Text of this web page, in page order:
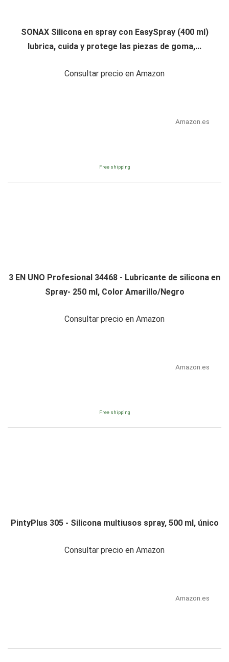
SONAX Silicona en spray con EasySpray (400 ml)
lubrica, cuida y protege las piezas de goma,...
Consultar precio en Amazon
Amazon.es
Free shipping
3 EN UNO Profesional 34468 - Lubricante de silicona en
Spray- 250 ml, Color Amarillo/Negro
Consultar precio en Amazon
Amazon.es
Free shipping
PintyPlus 305 - Silicona multiusos spray, 500 ml, único
Consultar precio en Amazon
Amazon.es